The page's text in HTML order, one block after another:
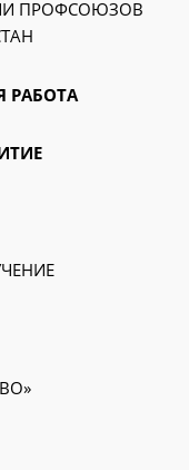
ПРОФСОЮЗОВ
РАБОТА